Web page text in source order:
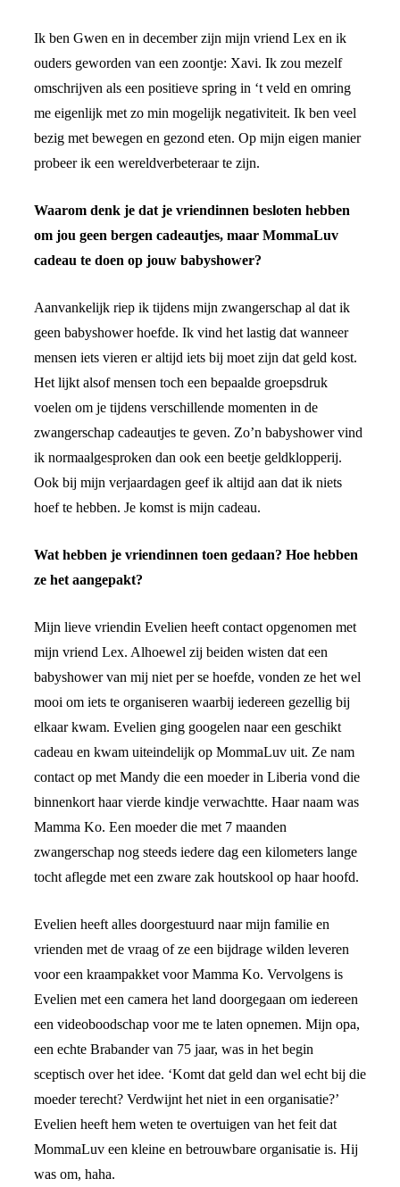
Ik ben Gwen en in december zijn mijn vriend Lex en ik
ouders geworden van een zoontje: Xavi. Ik zou mezelf
omschrijven als een positieve spring in ‘t veld en omring
me eigenlijk met zo min mogelijk negativiteit. Ik ben veel
bezig met bewegen en gezond eten. Op mijn eigen manier
probeer ik een wereldverbeteraar te zijn.
Waarom denk je dat je vriendinnen besloten hebben
om jou geen bergen cadeautjes, maar MommaLuv
cadeau te doen op jouw babyshower?
Aanvankelijk riep ik tijdens mijn zwangerschap al dat ik
geen babyshower hoefde. Ik vind het lastig dat wanneer
mensen iets vieren er altijd iets bij moet zijn dat geld kost.
Het lijkt alsof mensen toch een bepaalde groepsdruk
voelen om je tijdens verschillende momenten in de
zwangerschap cadeautjes te geven. Zo’n babyshower vind
ik normaalgesproken dan ook een beetje geldklopperij.
Ook bij mijn verjaardagen geef ik altijd aan dat ik niets
hoef te hebben. Je komst is mijn cadeau.
Wat hebben je vriendinnen toen gedaan? Hoe hebben
ze het aangepakt?
Mijn lieve vriendin Evelien heeft contact opgenomen met
mijn vriend Lex. Alhoewel zij beiden wisten dat een
babyshower van mij niet per se hoefde, vonden ze het wel
mooi om iets te organiseren waarbij iedereen gezellig bij
elkaar kwam. Evelien ging googelen naar een geschikt
cadeau en kwam uiteindelijk op MommaLuv uit. Ze nam
contact op met Mandy die een moeder in Liberia vond die
binnenkort haar vierde kindje verwachtte. Haar naam was
Mamma Ko. Een moeder die met 7 maanden
zwangerschap nog steeds iedere dag een kilometers lange
tocht aflegde met een zware zak houtskool op haar hoofd.
Evelien heeft alles doorgestuurd naar mijn familie en
vrienden met de vraag of ze een bijdrage wilden leveren
voor een kraampakket voor Mamma Ko. Vervolgens is
Evelien met een camera het land doorgegaan om iedereen
een videoboodschap voor me te laten opnemen. Mijn opa,
een echte Brabander van 75 jaar, was in het begin
sceptisch over het idee. ‘Komt dat geld dan wel echt bij die
moeder terecht? Verdwijnt het niet in een organisatie?’
Evelien heeft hem weten te overtuigen van het feit dat
MommaLuv een kleine en betrouwbare organisatie is. Hij
was om, haha.